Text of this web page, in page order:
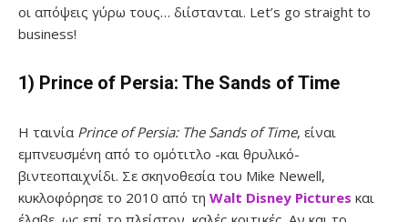
οι απόψεις γύρω τους… διίστανται. Let’s go straight to
business!
1) Prince of Persia: The Sands of Time
Η ταινία Prince of Persia: The Sands of Time, είναι
εμπνευσμένη από το ομότιτλο -και θρυλικό-
βιντεοπαιχνίδι. Σε σκηνοθεσία του Mike Newell,
κυκλοφόρησε το 2010 από τη Walt Disney Pictures και